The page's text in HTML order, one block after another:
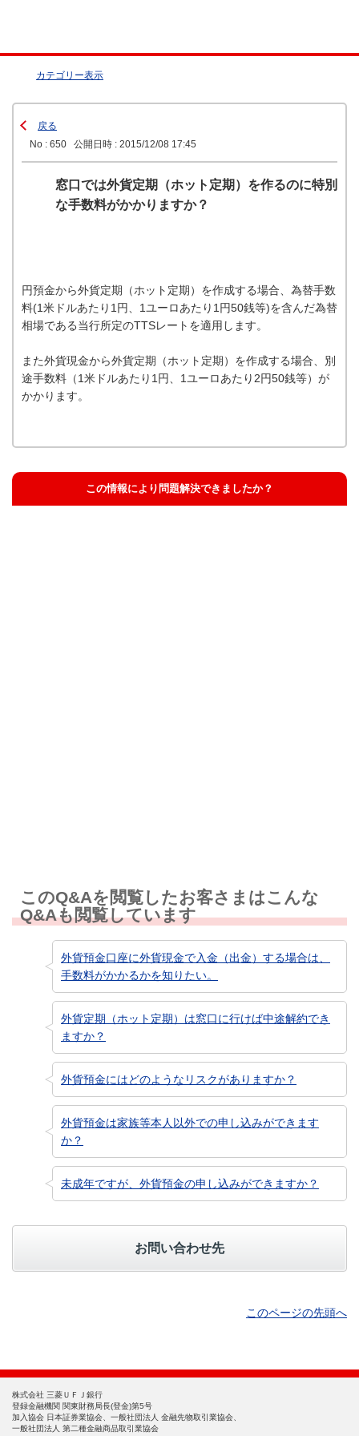
カテゴリー表示
戻る
No : 650
公開日時 : 2015/12/08 17:45
窓口では外貨定期（ホット定期）を作るのに特別
な手数料がかかりますか？
円預金から外貨定期（ホット定期）を作成する場合、為替手数
料(1米ドルあたり1円、1ユーロあたり1円50銭等)を含んだ為替
相場である当行所定のTTSレートを適用します。
また外貨現金から外貨定期（ホット定期）を作成する場合、別
途手数料（1米ドルあたり1円、1ユーロあたり2円50銭等）が
かかります。
この情報により問題解決できましたか？
このQ&Aを閲覧したお客さまはこんな
Q&Aも閲覧しています
外貨預金口座に外貨現金で入金（出金）する場合は、
手数料がかかるかを知りたい。
外貨定期（ホット定期）は窓口に行けば中途解約でき
ますか？
外貨預金にはどのようなリスクがありますか？
外貨預金は家族等本人以外での申し込みができます
か？
未成年ですが、外貨預金の申し込みができますか？
お問い合わせ先
このページの先頭へ
株式会社 三菱ＵＦＪ銀行
登録金融機関 関東財務局長(登金)第5号
加入協会 日本証券業協会、一般社団法人 金融先物取引業協会、
一般社団法人 第二種金融商品取引業協会